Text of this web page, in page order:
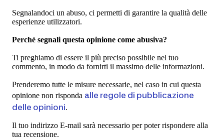
Segnalandoci un abuso, ci permetti di garantire la qualità delle
esperienze utilizzatori.
Perché segnali questa opinione come abusiva?
Ti preghiamo di essere il più preciso possibile nel tuo
commento, in modo da fornirti il massimo delle informazioni.
Prenderemo tutte le misure necessarie, nel caso in cui questa
opinione non risponda alle regole di pubblicazione
delle opinioni.
Il tuo indirizzo E-mail sarà necessario per poter rispondere alla
tua recensione.